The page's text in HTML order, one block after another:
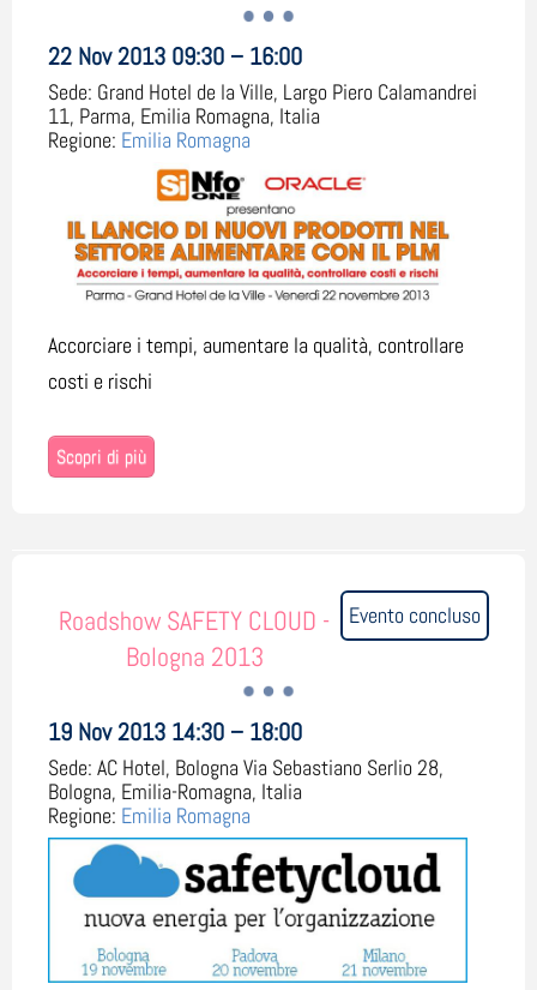
22 Nov 2013 09:30 – 16:00
Sede: Grand Hotel de la Ville, Largo Piero Calamandrei
11, Parma, Emilia Romagna, Italia
Regione: Emilia Romagna
Accorciare i tempi, aumentare la qualità, controllare
costi e rischi
Scopri di più
Evento concluso
Roadshow SAFETY CLOUD -
Bologna 2013
19 Nov 2013 14:30 – 18:00
Sede: AC Hotel, Bologna Via Sebastiano Serlio 28,
Bologna, Emilia-Romagna, Italia
Regione: Emilia Romagna